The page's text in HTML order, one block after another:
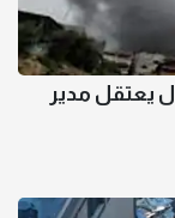
يعتقل مدير